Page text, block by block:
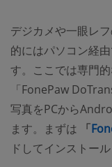
デジカメや一眼レ
的にはパソコン経
す。ここでは専門
「FonePaw
写真をPCから
ます。まずは
「
ドしてインストー